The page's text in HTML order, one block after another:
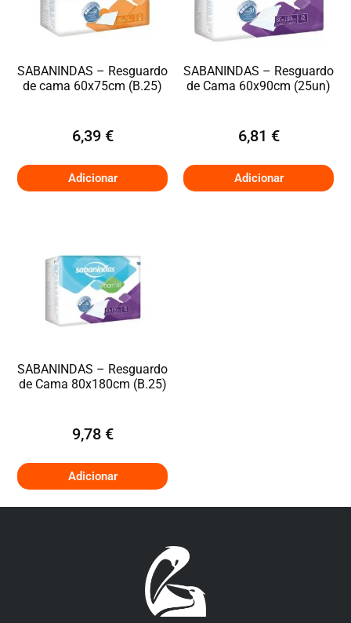
SABANINDAS – Resguardo
de cama 60x75cm (B.25)
6,39 €
Adicionar
SABANINDAS – Resguardo
de Cama 60x90cm (25un)
6,81 €
Adicionar
SABANINDAS – Resguardo
de Cama 80x180cm (B.25)
9,78 €
Adicionar